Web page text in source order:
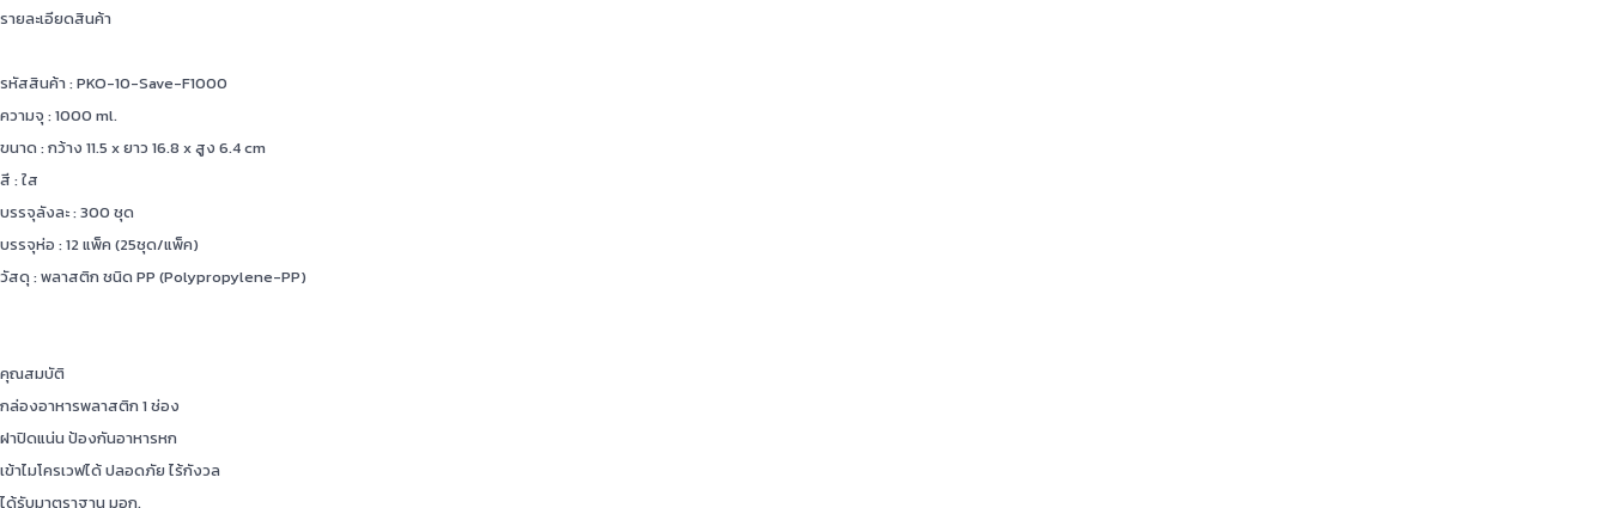
รายละเอียดสินค้า
รหัสสินค้า : PKO-10-Save-F1000
ความจุ : 1000 ml.
ขนาด : กว้าง 11.5 x ยาว 16.8 x สูง 6.4 cm
สี : ใส
บรรจุลังละ : 300 ชุด
บรรจุห่อ : 12 แพ็ค (25ชุด/แพ็ค)
วัสดุ : พลาสติก ชนิด PP (Polypropylene-PP)
คุณสมบัติ
กล่องอาหารพลาสติก 1 ช่อง
ฝาปิดแน่น ป้องกันอาหารหก
เข้าไมโครเวฟได้ ปลอดภัย ไร้กังวล
ได้รับมาตราฐาน มอก.